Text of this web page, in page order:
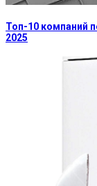
Топ-10 компаний
2025